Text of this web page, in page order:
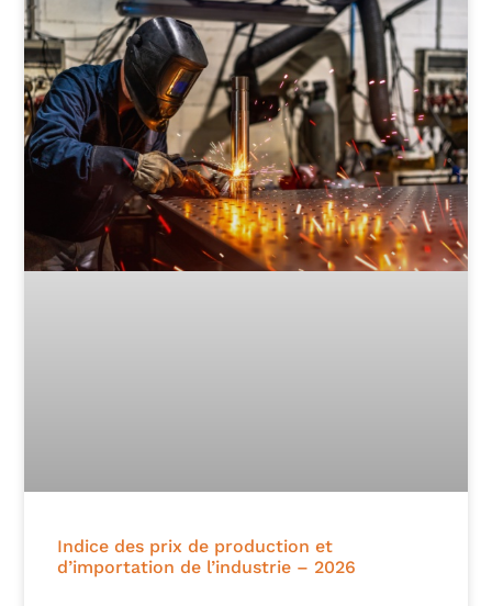
Indice des prix de production et
d’importation de l’industrie – 2026